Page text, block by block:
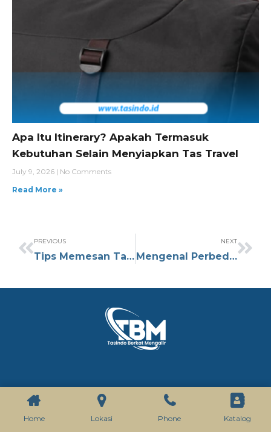
Apa Itu Itinerary? Apakah Termasuk
Kebutuhan Selain Menyiapkan Tas Travel
July 9, 2026
No Comments
Read More »
PREVIOUS
Tips Memesan Tas Seminar dalam Jumlah Besar untuk Acara Kampus
NEXT
Mengenal Perbedaan Material Tas Seminar Canvas, Oxford, dan Parasut
KATALOG
Home Lokasi Phone Katalog